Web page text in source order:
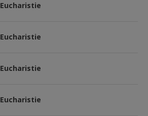
Eucharistie
Eucharistie
Eucharistie
Eucharistie